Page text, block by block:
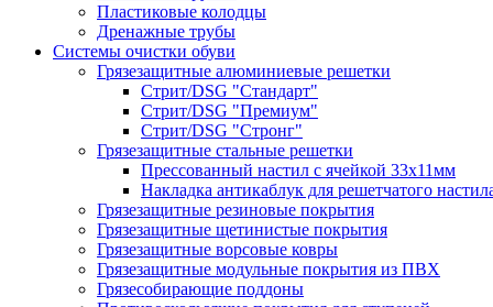
Пластиковые колодцы
Дренажные трубы
Системы очистки обуви
Грязезащитные алюминиевые решетки
Стрит/DSG "Стандарт"
Стрит/DSG "Премиум"
Стрит/DSG "Стронг"
Грязезащитные стальные решетки
Прессованный настил с ячейкой 33х11мм
Накладка антикаблук для решетчатого
Грязезащитные резиновые покрытия
Грязезащитные щетинистые покрытия
Грязезащитные ворсовые ковры
Грязезащитные модульные покрытия из ПВХ
Грязесобирающие поддоны